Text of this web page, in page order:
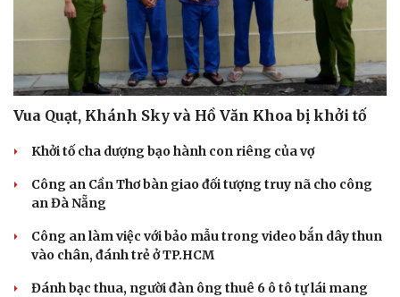
Vua Quạt, Khánh Sky và Hồ Văn Khoa bị khởi tố
Khởi tố cha dượng bạo hành con riêng của vợ
Công an Cần Thơ bàn giao đối tượng truy nã cho công
an Đà Nẵng
Công an làm việc với bảo mẫu trong video bắn dây thun
vào chân, đánh trẻ ở TP.HCM
Đánh bạc thua, người đàn ông thuê 6 ô tô tự lái mang